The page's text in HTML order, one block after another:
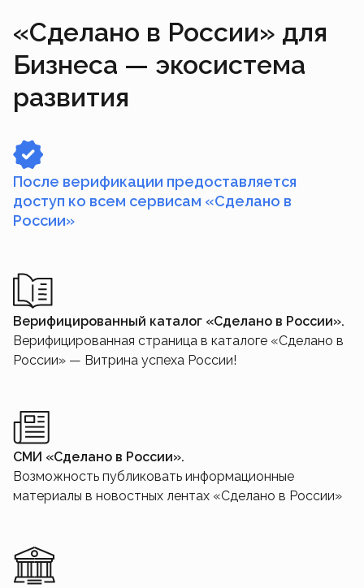
«Сделано в России» для
Бизнеса — экосистема
развития
После верификации предоставляется
доступ ко всем сервисам «Сделано в
России»
Верифицированный каталог «Сделано в России».
Верифицированная страница в каталоге «Сделано в
России» — Витрина успеха России!
СМИ «Сделано в России».
Возможность публиковать информационные
материалы в новостных лентах «Сделано в России»